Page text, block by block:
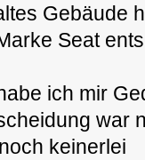
Gebäude
Seat
ich mir
war
keinerlei